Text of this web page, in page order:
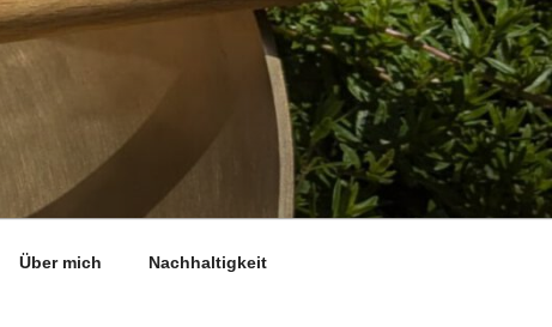
Über mich Nachhaltigkeit